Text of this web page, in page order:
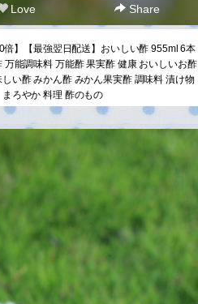
Love Share
倍】【最強翌日配送】おいしい酢 955ml 6本
万能調味料 万能酢 果実酢 健康 おいしいお酢
い酢 みかん酢 みかん果実酢 調味料 漬け物
まろやか 料理 酢のもの